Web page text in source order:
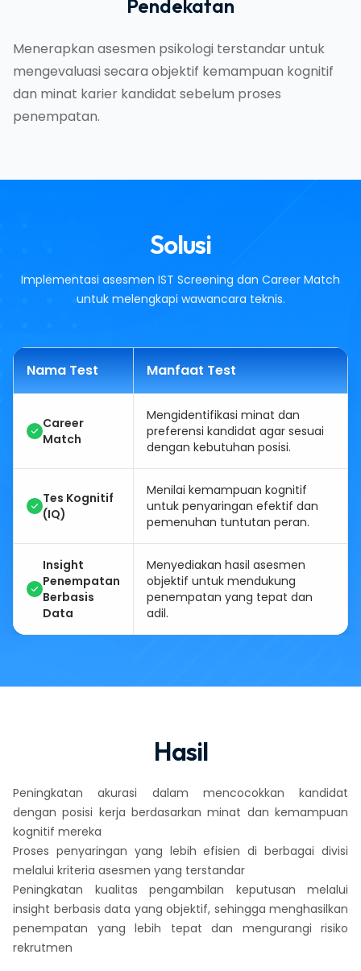
Pendekatan
Menerapkan asesmen psikologi terstandar untuk
mengevaluasi secara objektif kemampuan kognitif
dan minat karier kandidat sebelum proses
penempatan.
Solusi
Implementasi asesmen IST Screening dan Career Match
untuk melengkapi wawancara teknis.
Nama Test Manfaat Test
Career
Match
Mengidentifikasi minat dan
preferensi kandidat agar sesuai
dengan kebutuhan posisi.
Tes Kognitif
(IQ)
Menilai kemampuan kognitif
untuk penyaringan efektif dan
pemenuhan tuntutan peran.
Insight
Penempatan
Berbasis
Data
Menyediakan hasil asesmen
objektif untuk mendukung
penempatan yang tepat dan
adil.
Hasil
Peningkatan akurasi dalam mencocokkan kandidat
dengan posisi kerja berdasarkan minat dan kemampuan
kognitif mereka
Proses penyaringan yang lebih efisien di berbagai divisi
melalui kriteria asesmen yang terstandar
Peningkatan kualitas pengambilan keputusan melalui
insight berbasis data yang objektif, sehingga menghasilkan
penempatan yang lebih tepat dan mengurangi risiko
rekrutmen